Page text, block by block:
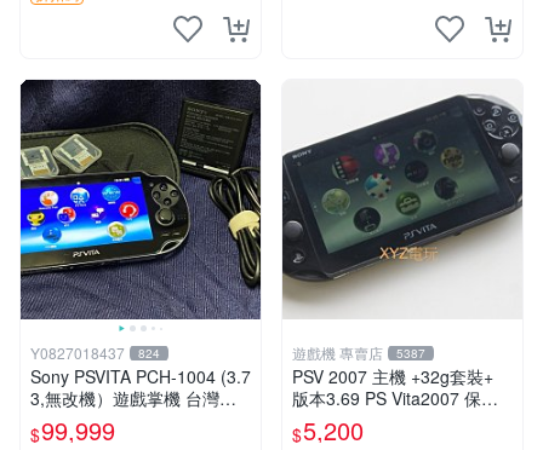
Y0827018437 824
Sony PSVITA PCH-1004 (3.7
3,無改機）遊戲掌機 台灣公
司貨
$99,999
遊戲機 專賣店 5387
PSV 2007 主機 +32g套裝+
版本3.69 PS Vita2007 保修
一年 8成新
$5,200